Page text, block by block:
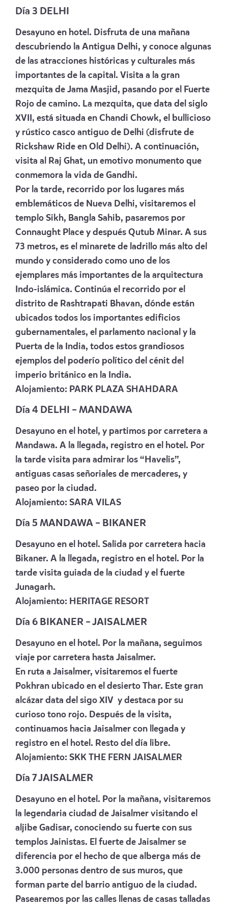
Día 3 DELHI
Desayuno en hotel. Disfruta de una mañana
descubriendo la Antigua Delhi, y conoce algunas
de las atracciones históricas y culturales más
importantes de la capital. Visita a la gran
mezquita de Jama Masjid, pasando por el Fuerte
Rojo de camino. La mezquita, que data del siglo
XVII, está situada en Chandi Chowk, el bullicioso
y rústico casco antiguo de Delhi (disfrute de
Rickshaw Ride en Old Delhi). A continuación,
visita al Raj Ghat, un emotivo monumento que
conmemora la vida de Gandhi.
Por la tarde, recorrido por los lugares más
emblemáticos de Nueva Delhi, visitaremos el
templo Sikh, Bangla Sahib, pasaremos por
Connaught Place y después Qutub Minar. A sus
73 metros, es el minarete de ladrillo más alto del
mundo y considerado como uno de los
ejemplares más importantes de la arquitectura
Indo-islámica. Continúa el recorrido por el
distrito de Rashtrapati Bhavan, dónde están
ubicados todos los importantes edificios
gubernamentales, el parlamento nacional y la
Puerta de la India, todos estos grandiosos
ejemplos del poderío político del cénit del
imperio británico en la India.
Alojamiento: PARK PLAZA SHAHDARA
Día 4 DELHI – MANDAWA
Desayuno en el hotel, y partimos por carretera a
Mandawa. A la llegada, registro en el hotel. Por
la tarde visita para admirar los “Havelis”,
antiguas casas señoriales de mercaderes, y
paseo por la ciudad.
Alojamiento: SARA VILAS
Día 5 MANDAWA – BIKANER
Desayuno en el hotel. Salida por carretera hacia
Bikaner. A la llegada, registro en el hotel. Por la
tarde visita guiada de la ciudad y el fuerte
Junagarh.
Alojamiento: HERITAGE RESORT
Día 6 BIKANER – JAISALMER
Desayuno en el hotel. Por la mañana, seguimos
viaje por carretera hasta Jaisalmer.
En ruta a Jaisalmer, visitaremos el fuerte
Pokhran ubicado en el desierto Thar. Este gran
alcázar data del sigo XIV y destaca por su
curioso tono rojo. Después de la visita,
continuamos hacia Jaisalmer con llegada y
registro en el hotel. Resto del día libre.
Alojamiento: SKK THE FERN JAISALMER
Día 7 JAISALMER
Desayuno en el hotel. Por la mañana, visitaremos
la legendaria ciudad de Jaisalmer visitando el
aljibe Gadisar, conociendo su fuerte con sus
templos Jainistas. El fuerte de Jaisalmer se
diferencia por el hecho de que alberga más de
3.000 personas dentro de sus muros, que
forman parte del barrio antiguo de la ciudad.
Pasearemos por las calles llenas de casas talladas